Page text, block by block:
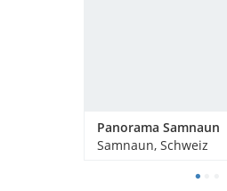
Panorama Samnaun
Samnaun, Schweiz